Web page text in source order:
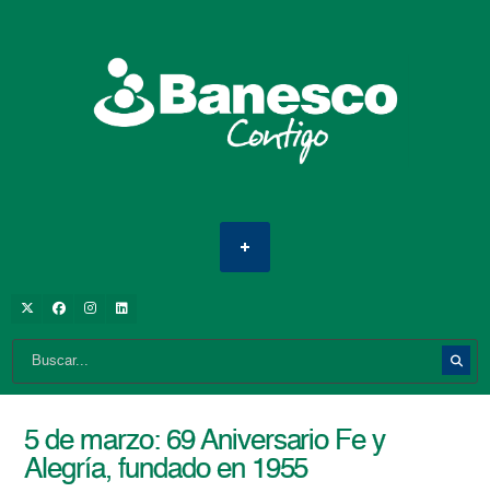
5 de marzo: 69 Aniversario Fe y
Alegría, fundado en 1955